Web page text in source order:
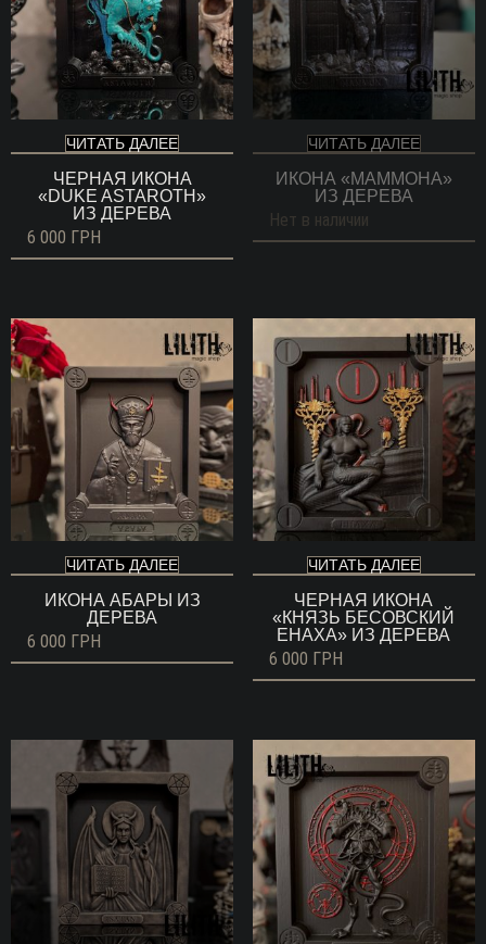
ЧИТАТЬ ДАЛЕЕ
ЧЕРНАЯ ИКОНА
«DUKE ASTAROTH»
ИЗ ДЕРЕВА
6 000 ГРН
ЧИТАТЬ ДАЛЕЕ
ИКОНА «МАММОНА»
ИЗ ДЕРЕВА
Нет в наличии
ЧИТАТЬ ДАЛЕЕ
ИКОНА АБАРЫ ИЗ
ДЕРЕВА
6 000 ГРН
ЧИТАТЬ ДАЛЕЕ
ЧЕРНАЯ ИКОНА
«КНЯЗЬ БЕСОВСКИЙ
ЕНАХА» ИЗ ДЕРЕВА
6 000 ГРН